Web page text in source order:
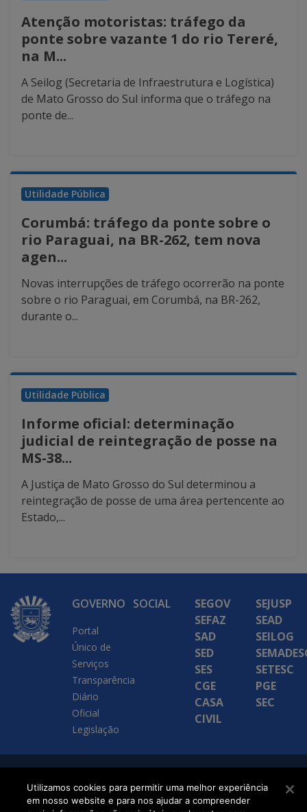
Atenção motoristas: tráfego da
ponte sobre vazante 1 do rio Tereré,
na M...
A Seilog (Secretaria de Infraestrutura e Logística)
de Mato Grosso do Sul informa que o tráfego na
ponte de...
Utilidade Pública
Corumbá: tráfego da ponte sobre o
rio Paraguai, na BR-262, tem nova
agen...
Novas interrupções de tráfego ocorrerão na ponte
sobre o rio Paraguai, em Corumbá, na BR-262,
durante o...
Utilidade Pública
Informe oficial: determinação
judicial de reintegração de posse na
MS-38...
A Justiça de Mato Grosso do Sul determinou a
reintegração de posse de uma área pertencente ao
Estado,...
GOVERNO
Portal
Único de
Serviços
Transparência
Diário
Oficial
Legislação
SOCIAL
SEGOV
SEFAZ
SAD
SED
SES
CGE
CASA
CIVIL
SEJUSP
SEAD
SEILOG
SETESC
PGE
SEC
SETDIG | Secretaria-
Executiva de
Utilizamos cookies para permitir uma melhor experiência
em nosso website e para nos ajudar a compreender